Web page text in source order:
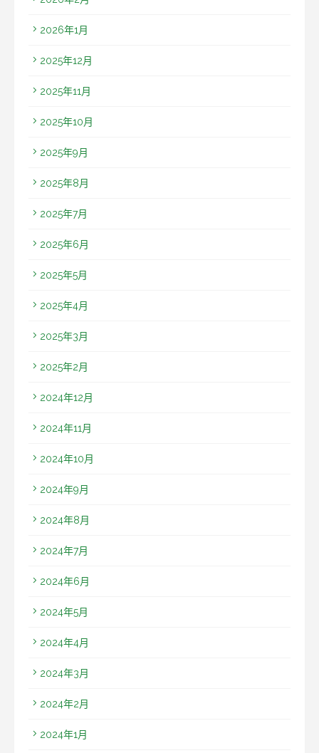
2026年1月
2025年12月
2025年11月
2025年10月
2025年9月
2025年8月
2025年7月
2025年6月
2025年5月
2025年4月
2025年3月
2025年2月
2024年12月
2024年11月
2024年10月
2024年9月
2024年8月
2024年7月
2024年6月
2024年5月
2024年4月
2024年3月
2024年2月
2024年1月